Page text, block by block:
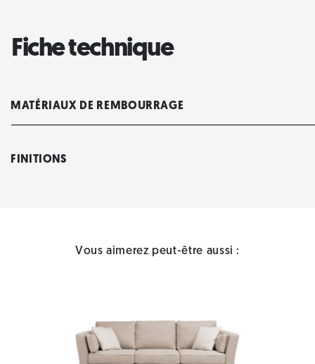
Fiche technique
MATÉRIAUX DE REMBOURRAGE
FINITIONS
Vous aimerez peut-être aussi :